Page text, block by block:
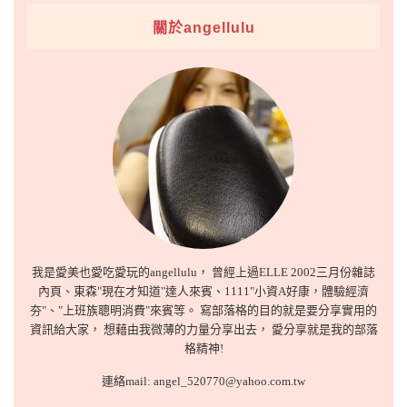
關於angellulu
我是愛美也愛吃愛玩的angellulu， 曾經上過ELLE 2002三月份雜誌
內頁、東森"現在才知道"達人來賓、1111"小資A好康，體驗經濟
夯"、"上班族聰明消費"來賓等。 寫部落格的目的就是要分享實用的
資訊給大家， 想藉由我微薄的力量分享出去， 愛分享就是我的部落
格精神!
連絡mail: angel_520770@yahoo.com.tw